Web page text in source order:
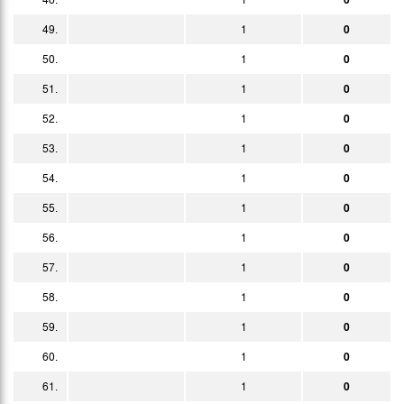
49.
1
0
50.
1
0
51.
1
0
52.
1
0
53.
1
0
54.
1
0
55.
1
0
56.
1
0
57.
1
0
58.
1
0
59.
1
0
60.
1
0
61.
1
0